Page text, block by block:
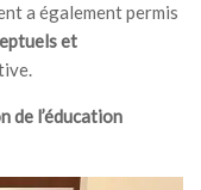
a également permis
et
de l’éducation